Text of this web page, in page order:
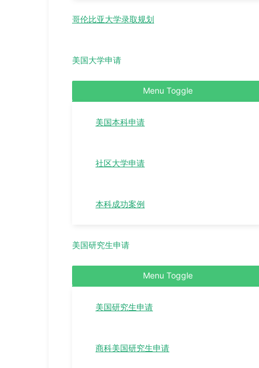
哥伦比亚大学录取规划
美国大学申请
Menu Toggle
美国本科申请
社区大学申请
本科成功案例
美国研究生申请
Menu Toggle
美国研究生申请
商科美国研究生申请